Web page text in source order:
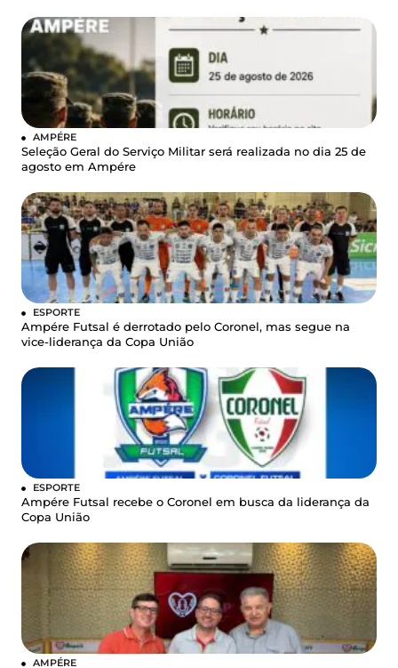
AMPÉRE
Seleção Geral do Serviço Militar será realizada no dia 25 de
agosto em Ampére
ESPORTE
Ampére Futsal é derrotado pelo Coronel, mas segue na
vice-liderança da Copa União
ESPORTE
Ampére Futsal recebe o Coronel em busca da liderança da
Copa União
AMPÉRE